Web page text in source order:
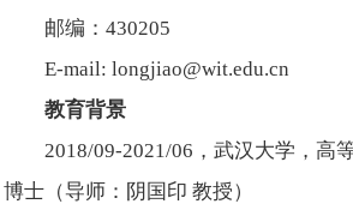
邮编：430205
E-mail: longjiao@wit.edu.cn
教育背景
2018/09-2021/06，武汉大学，高
博士（导师：阴国印 教授）